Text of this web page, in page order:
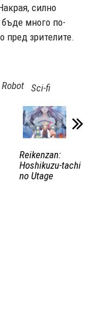
силно
бъде много по-
пред зрителите.
Robot Sci-fi
Reikenzan:
Hoshikuzu-tachi
no Utage